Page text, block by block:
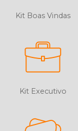
Kit Boas Vindas
Kit Executivo